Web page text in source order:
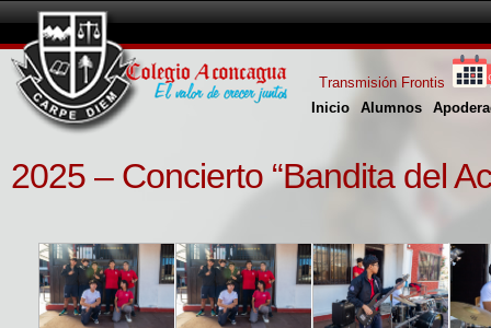
Inicio Alumnos
Transmisión Frontis
2025 – Concierto “Bandita del